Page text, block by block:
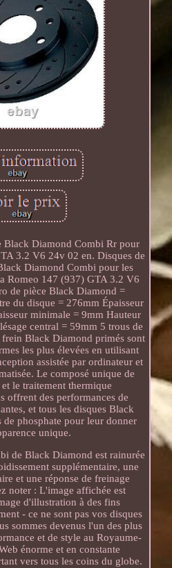
Black Diamond Combi Rr pour
3.2 V6 24v 02 en. Disques de
Diamond Combi pour les
Romeo 147 (937) GTA 3.2 V6
de pièce Black Diamond =
du disque = 276mm Épaisseur
minimale = 9mm Hauteur
central = 59mm 5 trous de
Black Diamond primés sont
les plus élevées en utilisant
assistée par ordinateur et
Le composé unique de
le traitement thermique
offrent des performances de
et tous les disques Black
de phosphate pour leur donner
unique.
de Black Diamond est rainurée
supplémentaire, une
et une réponse de freinage
noter : L'image affichée est
d'illustration à des fins
- ce ne sont pas vos disques
sommes devenus l'un des plus
et de style au Royaume-
énorme et en constante
vers tous les coins du globe.